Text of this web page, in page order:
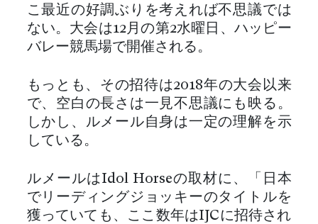
こ最近の好調ぶりを考えれば不思議では
ない。大会は12月の第2水曜日、ハッピー
バレー競馬場で開催される。
もっとも、その招待は2018年の大会以来
で、空白の長さは一見不思議にも映る。
しかし、ルメール自身は一定の理解を示
している。
ルメールはIdol Horseの取材に、「日本
でリーディングジョッキーのタイトルを
獲っていても、ここ数年はIJCに招待され